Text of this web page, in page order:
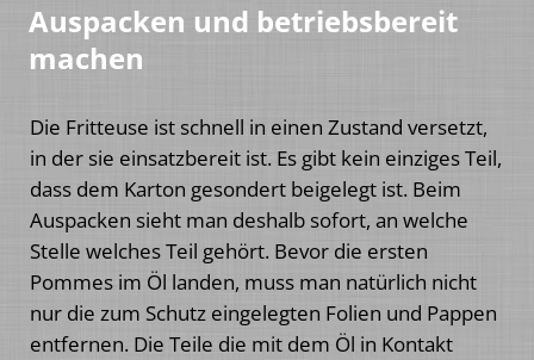
Auspacken und betriebsbereit
machen
Die Fritteuse ist schnell in einen Zustand versetzt,
in der sie einsatzbereit ist. Es gibt kein einziges Teil,
dass dem Karton gesondert beigelegt ist. Beim
Auspacken sieht man deshalb sofort, an welche
Stelle welches Teil gehört. Bevor die ersten
Pommes im Öl landen, muss man natürlich nicht
nur die zum Schutz eingelegten Folien und Pappen
entfernen. Die Teile die mit dem Öl in Kontakt